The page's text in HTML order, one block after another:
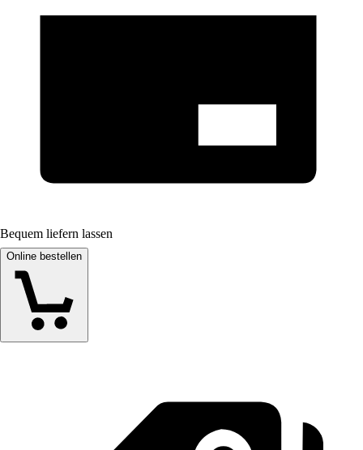
Bequem liefern lassen
Online bestellen